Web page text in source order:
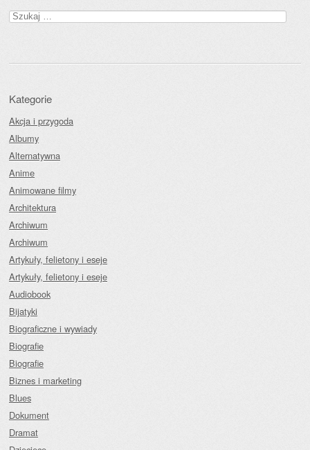
Szukaj:
Kategorie
Akcja i przygoda
Albumy
Alternatywna
Anime
Animowane filmy
Architektura
Archiwum
Archiwum
Artykuły, felietony i eseje
Artykuły, felietony i eseje
Audiobook
Bijatyki
Biograficzne i wywiady
Biografie
Biografie
Biznes i marketing
Blues
Dokument
Dramat